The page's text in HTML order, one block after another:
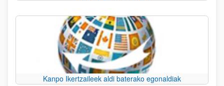
Kanpo Ikertzaileek aldi baterako egonaldiak